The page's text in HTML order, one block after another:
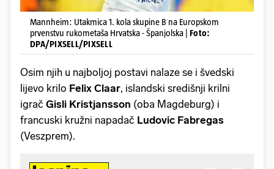
Mannheim: Utakmica 1. kola skupine B na Europskom
prvenstvu rukometaša Hrvatska - Španjolska | Foto:
DPA/PIXSELL/PIXSELL
Osim njih u najboljoj postavi nalaze se i švedski
lijevo krilo Felix Claar, islandski središnji krilni
igrač Gisli Kristjansson (oba Magdeburg) i
francuski kružni napadač Ludovic Fabregas
(Veszprem).